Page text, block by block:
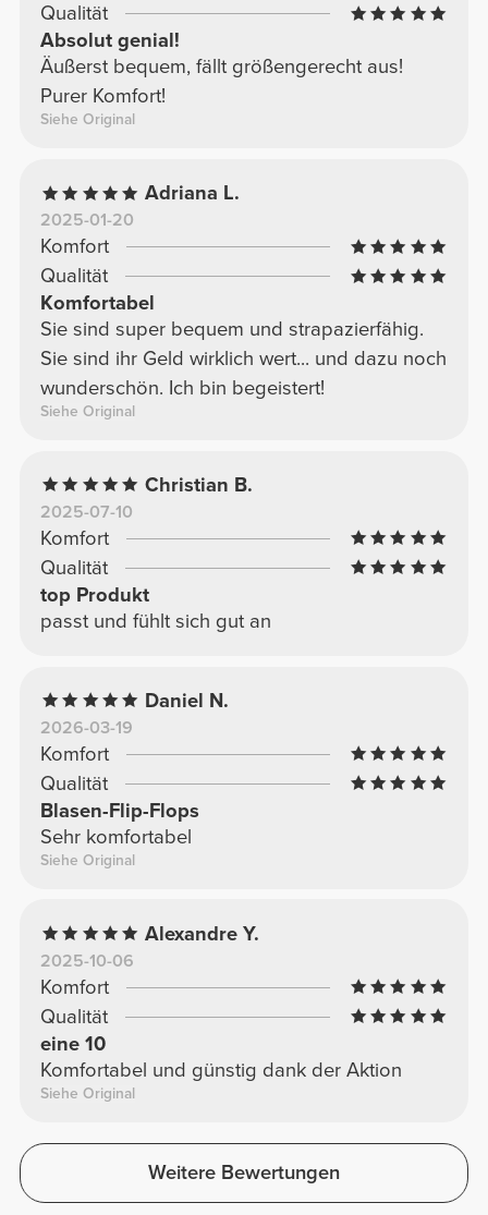
Qualität
Absolut genial!
Äußerst bequem, fällt größengerecht aus!
Purer Komfort!
Siehe Original
Adriana L.
2025-01-20
Komfort
Qualität
Komfortabel
Sie sind super bequem und strapazierfähig.
Sie sind ihr Geld wirklich wert... und dazu noch
wunderschön. Ich bin begeistert!
Siehe Original
Christian B.
2025-07-10
Komfort
Qualität
top Produkt
passt und fühlt sich gut an
Daniel N.
2026-03-19
Komfort
Qualität
Blasen-Flip-Flops
Sehr komfortabel
Siehe Original
Alexandre Y.
2025-10-06
Komfort
Qualität
eine 10
Komfortabel und günstig dank der Aktion
Siehe Original
Weitere Bewertungen